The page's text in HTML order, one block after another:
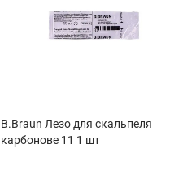
B.Braun Лезо для скальпеля
карбонове 11 1 шт